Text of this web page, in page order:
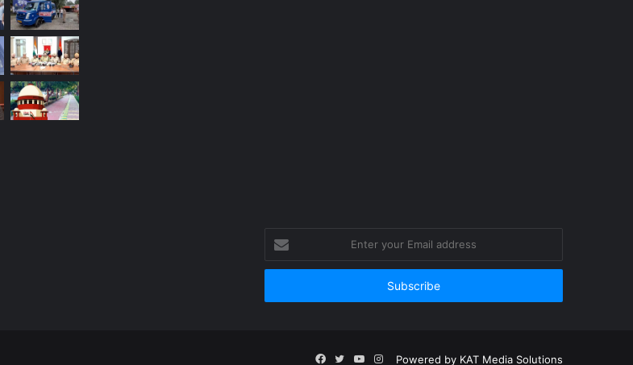
your
Email
Powered by KAT Media Solutions
Facebook
TwitterYouTube
Instagram